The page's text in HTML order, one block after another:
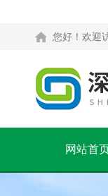
您好！欢迎
网站首